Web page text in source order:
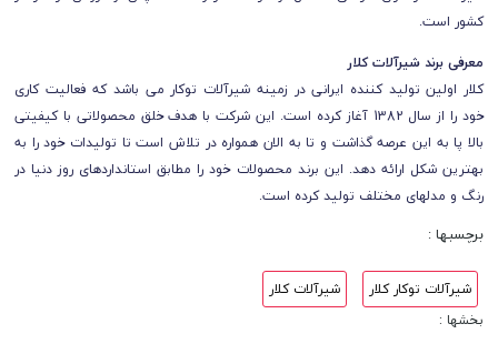
کشور است.
معرفی برند شیرآلات کلار
کلار اولین تولید کننده ایرانی در زمینه شیرآلات توکار می باشد که فعالیت کاری
خود را از سال 1382 آغاز کرده است. این شرکت با هدف خلق محصولاتی با کیفیتی
بالا پا به این عرصه گذاشت و تا به الان همواره در تلاش است تا تولیدات خود را به
بهترین شکل ارائه دهد. این برند محصولات خود را مطابق استانداردهای روز دنیا در
رنگ و مدلهای مختلف تولید کرده است.
برچسبها :
شیرآلات توکار کلار
شیرآلات کلار
بخشها :